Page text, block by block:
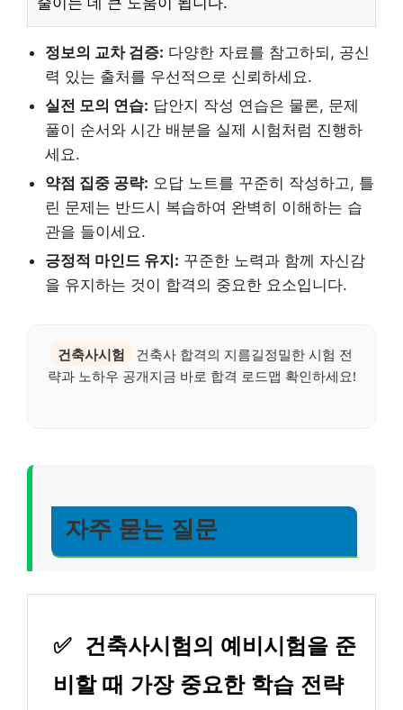
줄이는 데 큰 도움이 됩니다.
정보의 교차 검증: 다양한 자료를 참고하되, 공신
력 있는 출처를 우선적으로 신뢰하세요.
실전 모의 연습: 답안지 작성 연습은 물론, 문제
풀이 순서와 시간 배분을 실제 시험처럼 진행하
세요.
약점 집중 공략: 오답 노트를 꾸준히 작성하고, 틀
린 문제는 반드시 복습하여 완벽히 이해하는 습
관을 들이세요.
긍정적 마인드 유지: 꾸준한 노력과 함께 자신감
을 유지하는 것이 합격의 중요한 요소입니다.
건축사시험
건축사 합격의 지름길정밀한 시험 전
략과 노하우 공개지금 바로 합격 로드맵 확인하세요!
자주 묻는 질문
✅
건축사시험의 예비시험을 준
비할 때 가장 중요한 학습 전략